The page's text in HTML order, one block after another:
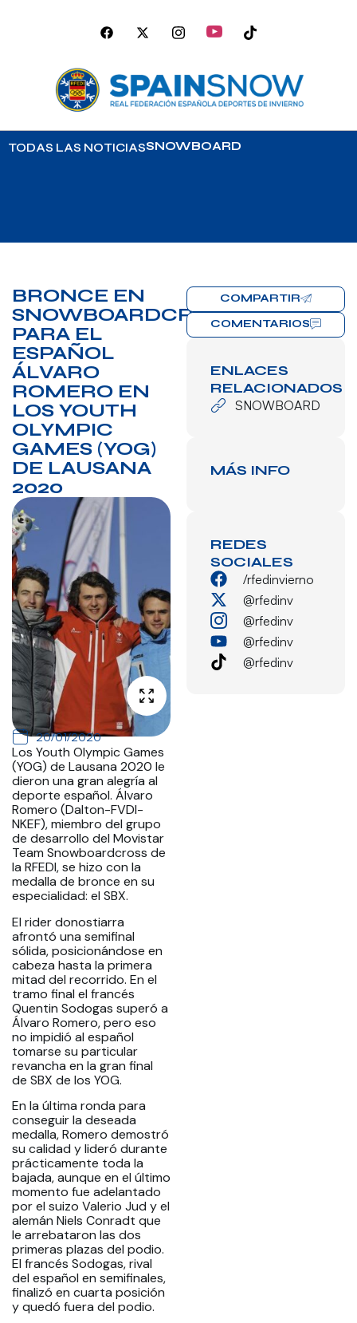
TODAS LAS NOTICIASSNOWBOARD
BRONCE EN
SNOWBOARDCROSS
PARA EL
ESPAÑOL
ÁLVARO
ROMERO EN
LOS YOUTH
OLYMPIC
GAMES (YOG)
DE LAUSANA
2020
20/01/2020
Los Youth Olympic Games
(YOG) de Lausana 2020 le
dieron una gran alegría al
deporte español. Álvaro
Romero (Dalton-FVDI-
NKEF), miembro del grupo
de desarrollo del Movistar
Team Snowboardcross de
la RFEDI, se hizo con la
medalla de bronce en su
especialidad: el SBX.
El rider donostiarra
afrontó una semifinal
sólida, posicionándose en
cabeza hasta la primera
mitad del recorrido. En el
tramo final el francés
Quentin Sodogas superó a
Álvaro Romero, pero eso
no impidió al español
tomarse su particular
revancha en la gran final
de SBX de los YOG.
En la última ronda para
conseguir la deseada
medalla, Romero demostró
su calidad y lideró durante
prácticamente toda la
bajada, aunque en el último
momento fue adelantado
por el suizo Valerio Jud y el
alemán Niels Conradt que
le arrebataron las dos
primeras plazas del podio.
El francés Sodogas, rival
del español en semifinales,
finalizó en cuarta posición
y quedó fuera del podio.
COMPARTIR
COMENTARIOS
ENLACES
RELACIONADOS
SNOWBOARD
MÁS INFO
REDES
SOCIALES
/rfedinvierno
@rfedinv
@rfedinv
@rfedinv
@rfedinv